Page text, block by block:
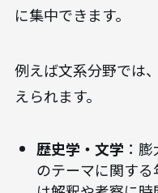
に集中できます。
例えば文系分野では
えられます。
歴史学・文学 ：
のテーマに関す